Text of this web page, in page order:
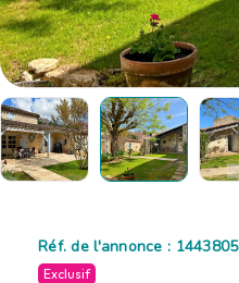
Réf. de l'annonce :
Exclusif